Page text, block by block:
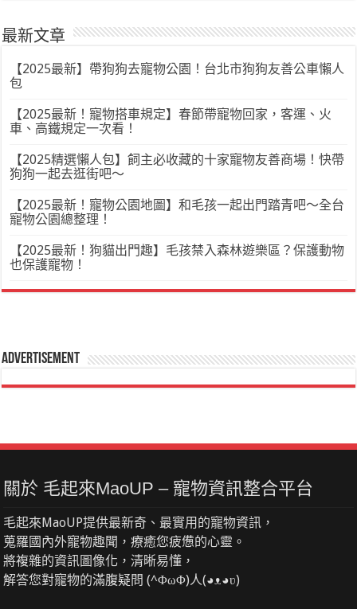
最新文章
【2025最新】帶狗狗去寵物公園！台北市狗狗友善公車懶人
包
【2025最新！寵物搭車規定】春節帶寵物回家，客運、火
車、高鐵規定一次看！
【2025精選懶人包】飼主必收藏的十家寵物友善商場！快帶
狗狗一起去逛街吧～
【2025最新！寵物公園地圖】和毛孩一起出門踏青吧～全台
寵物公園總整理！
【2025最新！狗貓出門趣】毛孩禁入森林遊樂區？保護動物
也保護寵物！
Advertisement
關於 毛起來MaoUP – 寵物資訊整合平台
毛起來MaoUP提供最新奇、最實用的寵物資訊，
蒐羅國內外寵物趣聞，療癒您疲憊的心靈。
將複雜的資訊圖像化，清晰易懂，
解答您對寵物的滿腹疑問 (^ΦωΦ)人(◕ᴥ◕ʋ)